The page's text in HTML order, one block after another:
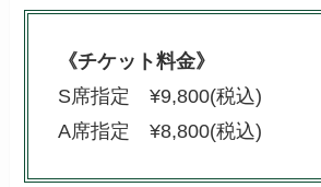
《チケット料金》
S席指定 ¥9,800(税込)
A席指定 ¥8,800(税込)